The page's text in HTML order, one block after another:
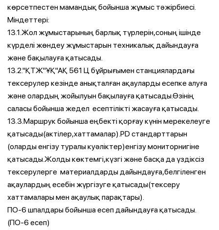
көрсетпестен мамандық бойынша жұмыс тәжірбиесі.
Міндеттері:
13.1.Жол жұмыстарының барлық түрлерін,соның ішінде
күрделі жөндеу жұмыстарын техникалық дайындауға
және бақылауға қатысады.
13.2."ҚТЖ"ҰҚ"АҚ 561 Ц бұйрығымен станциялардағы
тексерулер кезінде анықталған ақауларды есепке алуға
және олардың жойылуын бақылауға қатысады.Өзінің
саласы бойынша жедел есептілікті жасауға қатысады.
13.3.Маршрук бойынша еңбекті қорғау күнін мерекелеуге
қатысады(актілер,хаттамалар).PD стандарттарын
(оларды енгізу туралы куәліктер)енгізу мониторнигіне
қатысады.Жолды көктемгі,күзгі және басқа да үздіксіз
тексерулерге материалдарды дайындауға,белгіленген
ақаулардың есебін жүргізуге қатысады(тексеру
хаттамалары мен ақаулық парақтары).
ПО-6 шпалдары бойынша есеп дайындауға қатысады.
(ПО-6 есеп)